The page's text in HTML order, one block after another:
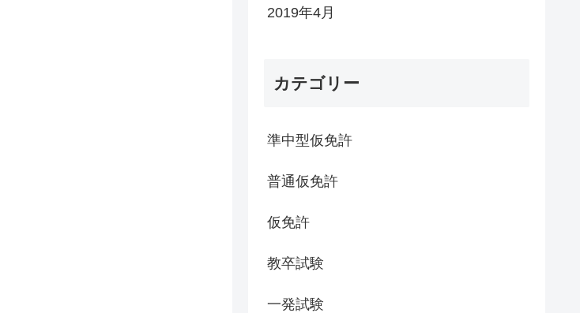
2019年4月
カテゴリー
準中型仮免許
普通仮免許
仮免許
教卒試験
一発試験